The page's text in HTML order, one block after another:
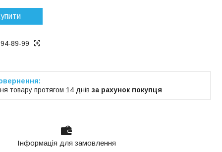
89-99
товару протягом 14 днів за рахунок покупця
Інформація для замовлення